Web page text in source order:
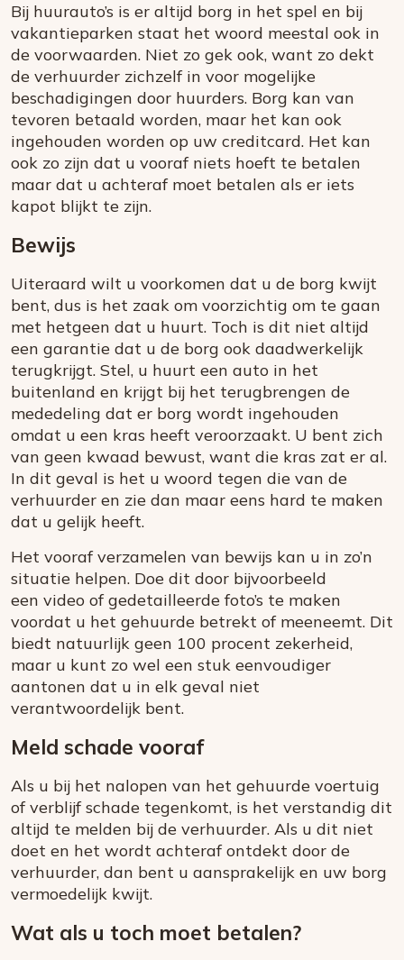
Bij huurauto’s is er altijd borg in het spel en bij
vakantieparken staat het woord meestal ook in
de voorwaarden. Niet zo gek ook, want zo dekt
de verhuurder zichzelf in voor mogelijke
beschadigingen door huurders. Borg kan van
tevoren betaald worden, maar het kan ook
ingehouden worden op uw creditcard. Het kan
ook zo zijn dat u vooraf niets hoeft te betalen
maar dat u achteraf moet betalen als er iets
kapot blijkt te zijn.
Bewijs
Uiteraard wilt u voorkomen dat u de borg kwijt
bent, dus is het zaak om voorzichtig om te gaan
met hetgeen dat u huurt. Toch is dit niet altijd
een garantie dat u de borg ook daadwerkelijk
terugkrijgt. Stel, u huurt een auto in het
buitenland en krijgt bij het terugbrengen de
mededeling dat er borg wordt ingehouden
omdat u een kras heeft veroorzaakt. U bent zich
van geen kwaad bewust, want die kras zat er al.
In dit geval is het u woord tegen die van de
verhuurder en zie dan maar eens hard te maken
dat u gelijk heeft.
Het vooraf verzamelen van bewijs kan u in zo’n
situatie helpen. Doe dit door bijvoorbeeld
een video of gedetailleerde foto’s te maken
voordat u het gehuurde betrekt of meeneemt. Dit
biedt natuurlijk geen 100 procent zekerheid,
maar u kunt zo wel een stuk eenvoudiger
aantonen dat u in elk geval niet
verantwoordelijk bent.
Meld schade vooraf
Als u bij het nalopen van het gehuurde voertuig
of verblijf schade tegenkomt, is het verstandig dit
altijd te melden bij de verhuurder. Als u dit niet
doet en het wordt achteraf ontdekt door de
verhuurder, dan bent u aansprakelijk en uw borg
vermoedelijk kwijt.
Wat als u toch moet betalen?